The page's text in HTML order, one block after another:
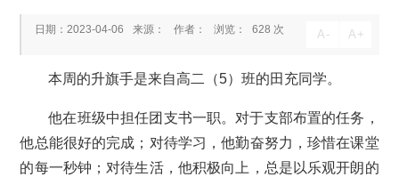
日期：2023-04-06 来源： 作者： 浏览： 628 次 A - A +
本周的升旗手是来自高二（5）班的田充同学。
他在班级中担任团支书一职。对于支部布置的任务，
他总能很好的完成；对待学习，他勤奋努力，珍惜在课堂
的每一秒钟；对待生活，他积极向上，总是以乐观开朗的